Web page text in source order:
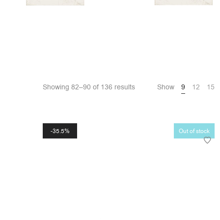
Showing 82–90 of 136 results Show 9 12 15
35.5% Out of stock